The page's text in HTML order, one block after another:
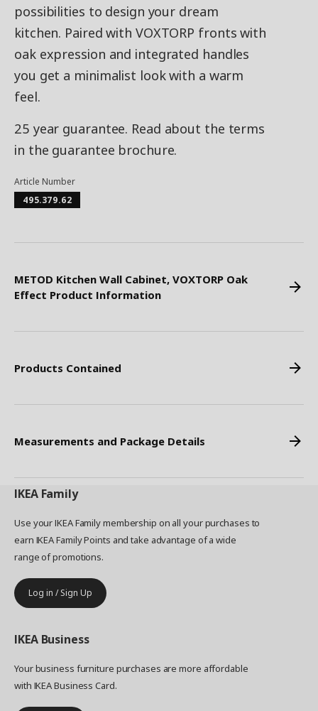
possibilities to design your dream
kitchen. Paired with VOXTORP fronts with
oak expression and integrated handles
you get a minimalist look with a warm
feel.
25 year guarantee. Read about the terms
in the guarantee brochure.
Article Number
495.379.62
METOD Kitchen Wall Cabinet, VOXTORP Oak
Effect Product Information
Products Contained
Measurements and Package Details
IKEA Family
Use your IKEA Family membership on all your purchases to
earn IKEA Family Points and take advantage of a wide
range of promotions.
Log in / Sign Up
IKEA Business
Your business furniture purchases are more affordable
with IKEA Business Card.